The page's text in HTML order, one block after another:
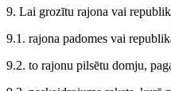
9. Lai grozītu rajona vai
9.1. rajona padomes vai
9.2. to rajonu pilsētu domju,